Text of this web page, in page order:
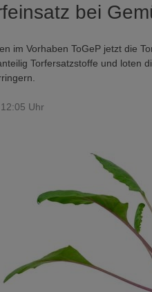
bei
im Vorhaben ToGeP jetzt die
Torfersatzstoffe und loten
Uhr